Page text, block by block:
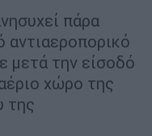
πάρα
αντιαεροπορικό
μετά την είσοδό
χώρο της
της